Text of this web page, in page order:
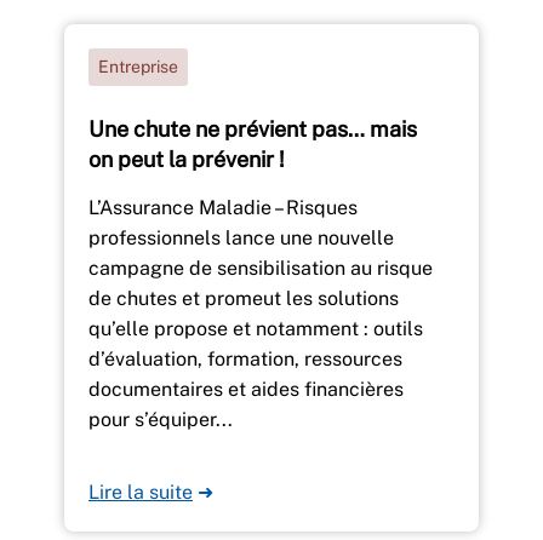
Une chute ne prévient pas… mais
on peut la prévenir !
Entreprise
L’Assurance Maladie – Risques
professionnels lance une nouvelle
campagne de sensibilisation au risque
de chutes et promeut les solutions
qu’elle propose et notamment : outils
d’évaluation, formation, ressources
documentaires et aides financières
pour s’équiper...
Lire la suite ➜